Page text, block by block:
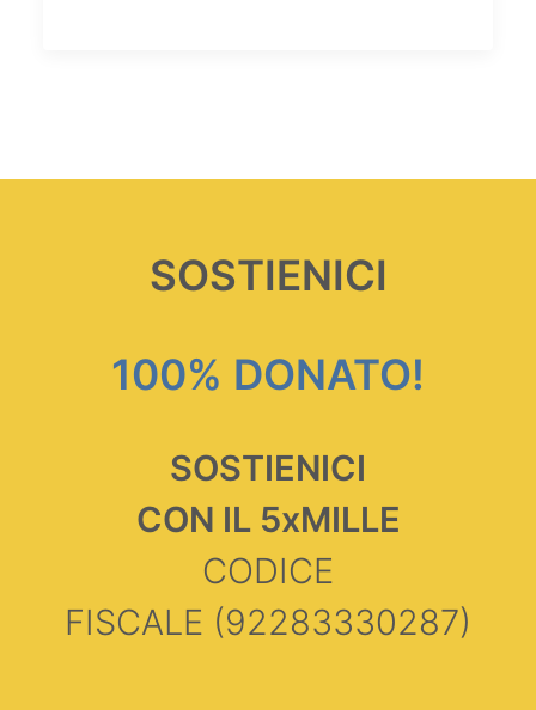
SOSTIENICI
100% DONATO!
SOSTIENICI
CON IL 5xMILLE
CODICE
FISCALE (92283330287)